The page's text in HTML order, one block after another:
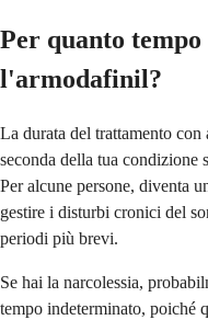
Per quanto
l'armodafinil?
La durata del trattamento
seconda della tua condizione
Per alcune persone, diventa
gestire i disturbi cronici del
periodi più brevi.
Se hai la narcolessia,
tempo indeterminato, poiché